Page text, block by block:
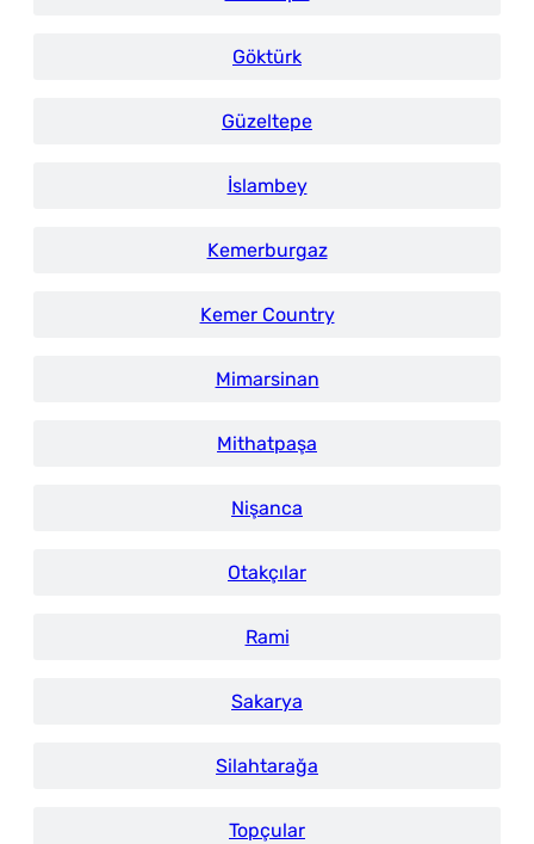
Göktürk
Güzeltepe
İslambey
Kemerburgaz
Kemer Country
Mimarsinan
Mithatpaşa
Nişanca
Otakçılar
Rami
Sakarya
Silahtarağa
Topçular